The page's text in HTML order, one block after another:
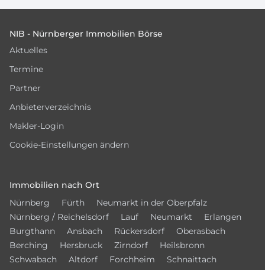
NIB - Nürnberger Immobilien Börse
Aktuelles
Termine
Partner
Anbieterverzeichnis
Makler-Login
Cookie-Einstellungen ändern
Immobilien nach Ort
Nürnberg
Fürth
Neumarkt in der Oberpfalz
Nürnberg / Reichelsdorf
Lauf Neumarkt
Erlangen
Burgthann
Ansbach Rückersdorf
Oberasbach
Berching
Hersbruck Zirndorf
Heilsbronn
Schwabach
Altdorf Forchheim
Schnaittach